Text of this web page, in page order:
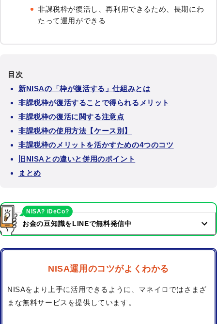
非課税枠が復活し、再利用できるため、長期にわ
たって運用ができる
目次
新NISAの「枠が復活する」仕組みとは
非課税枠が復活することで得られるメリット
非課税枠の復活に関する注意点
非課税枠の使用方法【ケース別】
非課税枠のメリットを活かすための4つのコツ
旧NISAとの違いと併用のポイント
まとめ
お金の豆知識をLINEで無料発信中
NISA? iDeCo?
NISA運用のコツがよくわかる
NISAをより上手に活用できるように、マネイロではさまざ
まな無料サービスを提供しています。